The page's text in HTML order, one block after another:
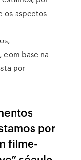
os aspectos
com base na
por
por
filme-